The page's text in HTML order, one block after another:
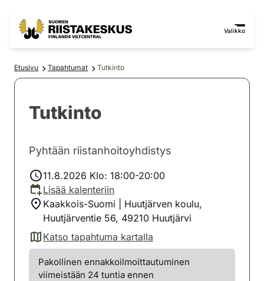
Valikko
Etusivu Tapahtumat Tutkinto
Tutkinto
Pyhtään riistanhoitoyhdistys
11.8.2026 Klo: 18:00-20:00
Lisää kalenteriin
Kaakkois-Suomi | Huutjärven koulu,
Huutjärventie 56, 49210 Huutjärvi
Katso tapahtuma kartalla
(avautuu uuteen välilehteen)
Pakollinen ennakkoilmoittautuminen
viimeistään 24 tuntia ennen